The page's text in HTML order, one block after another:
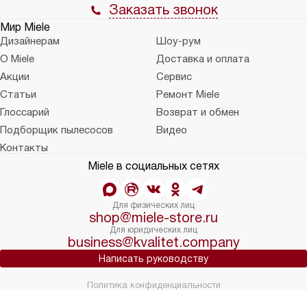
Заказать звонок
Мир Miele
Дизайнерам
Шоу-рум
О Miele
Доставка и оплата
Акции
Сервис
Статьи
Ремонт Miele
Глоссарий
Возврат и обмен
Подборщик пылесосов
Видео
Контакты
Miele в социальных сетях
Для физических лиц
shop@miele-store.ru
Для юридических лиц
business@kvalitet.company
Написать руководству
Политика конфиденциальности